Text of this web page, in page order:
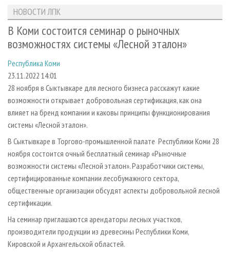
ЛЕСОЗАГОТОВКА
ЛЕСОПИЛЕНИЕ
СУШКА ДРЕВЕСИНЫ
ПРОИЗВОДСТВО ДРЕВЕСНЫХ ПЛИТ
ДЕРЕВЯННОЕ ДОМОСТРОЕНИЕ
ПРОИЗВОДСТВО МЕБЕЛИ
БИОЭНЕРГЕТИКА
ЦБП
ИНСТРУМЕНТ И МАТЕРИАЛЫ
НОВОСТИ ЛПК
НОВОСТИ ЖУРНАЛА
ПРОЕКТЫ ЛПИ
АНАЛИТИКА
ПРЕДПРИЯТИЯ ЛПК
ПЕРСОНЫ
МОБИЛЬНЫЕ ВЫСТАВКИ
ОФИЦИАЛЬНЫЕ ДЕЛЕГАЦИИ
ПРИОРИТЕТНЫЕ ИНВЕСТПРОЕКТЫ
RUSSIAN FORESTRY REVIEW
ГАЗЕТА ЛЕСПРОМФОРУМ
БИБЛИОТЕКА СПЕЦИАЛИСТА
АРХИВ
АРХИВ ЖУРНАЛОВ
СТАТЬИ
О ЖУРНАЛЕ
ПОДПИСКА
КОНТАКТЫ
РЕКЛАМОДАТЕЛЯМ
РЕКЛАМА
РЕКЛАМА НА САЙТЕ
НОВОСТИ ЛПК
В Коми состоится семинар о рыночных
возможностях системы «Лесной эталон»
Республика Коми
23.11.2022 14:01
28 ноября в Сыктывкаре для лесного бизнеса расскажут какие
возможности открывает добровольная сертификация, как она
влияет на бренд компании и каковы принципы функционирования
системы «Лесной эталон».
В Сыктывкаре в Торгово-промышленной палате Республики Коми 28
ноября состоится очный бесплатный семинар «Рыночные
возможности системы «Лесной эталон». Разработчики системы,
сертифицированные компании лесобумажного сектора,
общественные организации обсудят аспекты добровольной лесной
сертификации.
На семинар приглашаются арендаторы лесных участков,
производители продукции из древесины Республики Коми,
Кировской и Архангельской областей.